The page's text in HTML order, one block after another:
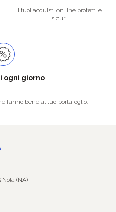
I tuoi acquisti on line protetti e
sicuri.
ogni giorno
fanno bene al tuo portafoglio.
Nola (NA)